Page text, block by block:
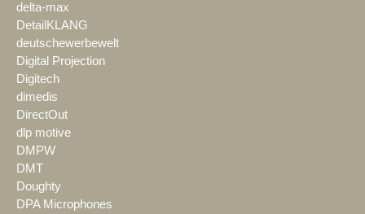
delta-max
DetailKLANG
deutschewerbewelt
Digital Projection
Digitech
dimedis
DirectOut
dlp motive
DMPW
DMT
Doughty
DPA Microphones